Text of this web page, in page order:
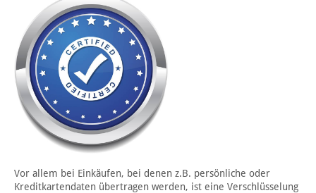
Vor allem bei Einkäufen, bei denen z.B. persönliche oder
Kreditkartendaten übertragen werden, ist eine Verschlüsselung